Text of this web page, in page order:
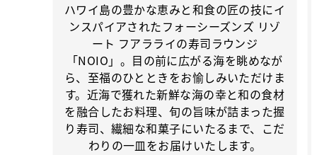
ハワイ島の豊かな恵みと和食の匠の技にイ
ンスパイアされたフォーシーズンズ リゾ
ート フアラライの寿司ラウンジ
「NOIO」。目の前に広がる海を眺めなが
ら、至福のひとときをお愉しみいただけま
す。近海で獲れた新鮮な海の幸と和の食材
を融合したお料理、旬の旨味が詰まった握
り寿司、繊細な和菓子にいたるまで、こだ
わりの一皿をお届けいたします。